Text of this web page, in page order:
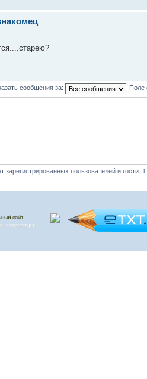
сообщения за: Поле
пользователей и гости: 1